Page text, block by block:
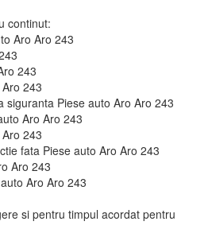
continut:
Aro Aro 243
243
243
siguranta Piese auto Aro Aro 243
Aro Aro 243
243
fata Piese auto Aro Aro 243
Aro 243
Aro Aro 243
si pentru timpul acordat pentru